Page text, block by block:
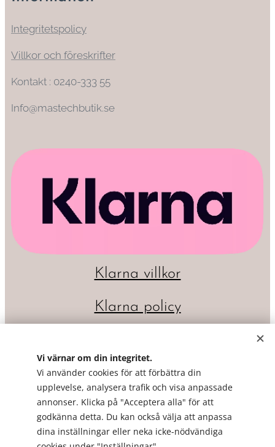
Integritetspolicy
Villkor och föreskrifter
Kontakt : 0240-333 55
Info@mastechbutik.se
Klarna villkor
Klarna policy
Vi värnar om din integritet.
Vi använder cookies för att förbättra din
upplevelse, analysera trafik och visa anpassade
annonser. Klicka på "Acceptera alla" för att
godkänna detta. Du kan också välja att anpassa
dina inställningar eller neka icke-nödvändiga